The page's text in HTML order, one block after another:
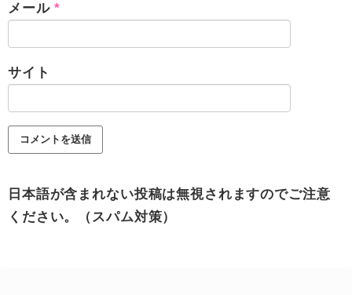
メール*
サイト
日本語が含まれない投稿は無視されますのでご注意
ください。（スパム対策）